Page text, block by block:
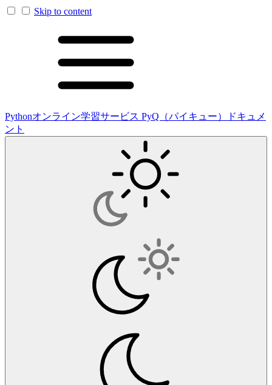
Skip to content
Pythonオンライン学習サービス PyQ（パイキュー）ドキュメ
ント